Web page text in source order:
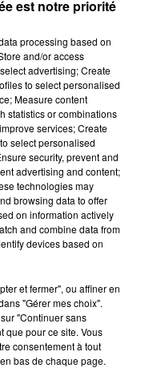
CE WEEK-END
petite sélection des
coin. Que vous ayez
est notre priorité
processing based on
and/or access
advertising; Create
to select personalised
Measure content
statistics or combinations
services; Create
select personalised
security, prevent and
advertising and content;
technologies may
browsing data to offer
on information actively
and combine data from
devices based on
et fermer", ou affiner en
"Gérer mes choix".
"Continuer sans
que pour ce site. Vous
consentement à tout
bas de chaque page.